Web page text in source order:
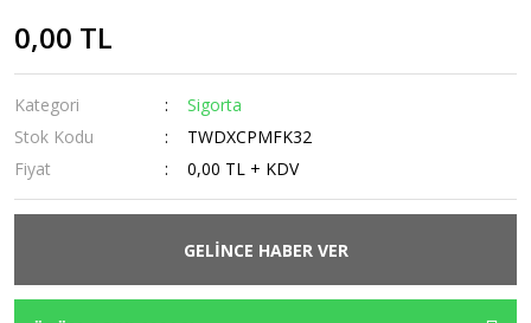
0,00 TL
Kategori
Sigorta
Stok Kodu
TWDXCPMFK32
Fiyat
0,00 TL + KDV
GELİNCE HABER VER